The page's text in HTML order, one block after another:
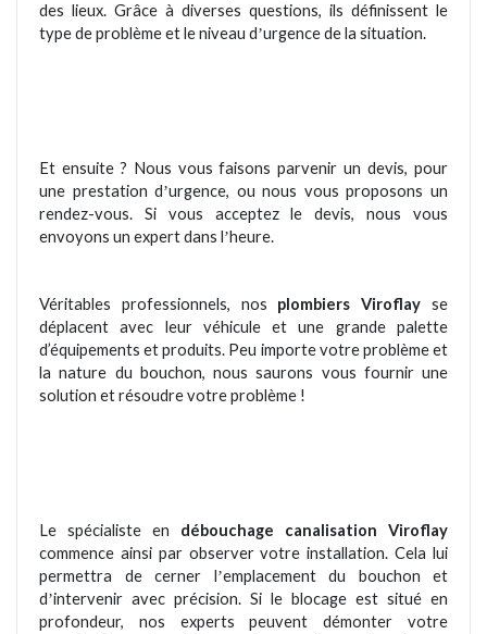
des lieux. Grâce à diverses questions, ils définissent le
type de problème et le niveau d’urgence de la situation.
Et ensuite ? Nous vous faisons parvenir un devis, pour
une prestation d’urgence, ou nous vous proposons un
rendez-vous. Si vous acceptez le devis, nous vous
envoyons un expert dans l’heure.
Véritables professionnels, nos plombiers Viroflay se
déplacent avec leur véhicule et une grande palette
d’équipements et produits. Peu importe votre problème et
la nature du bouchon, nous saurons vous fournir une
solution et résoudre votre problème !
Le spécialiste en débouchage canalisation Viroflay
commence ainsi par observer votre installation. Cela lui
permettra de cerner l’emplacement du bouchon et
d’intervenir avec précision. Si le blocage est situé en
profondeur, nos experts peuvent démonter votre